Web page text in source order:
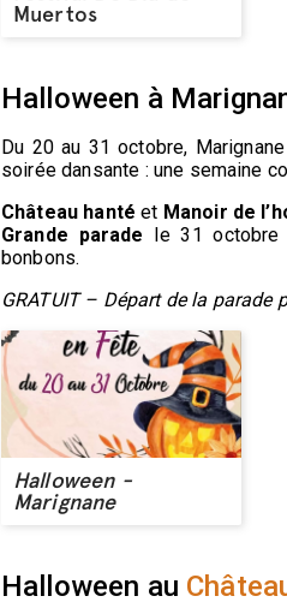
Muertos
Halloween à
Du 20 au 31 octobre,
soirée dansante : une semaine
Château hanté et Manoir de
Grande parade le 31 octobre
bonbons.
GRATUIT – Départ de la parade
Halloween -
Marignane
Halloween au